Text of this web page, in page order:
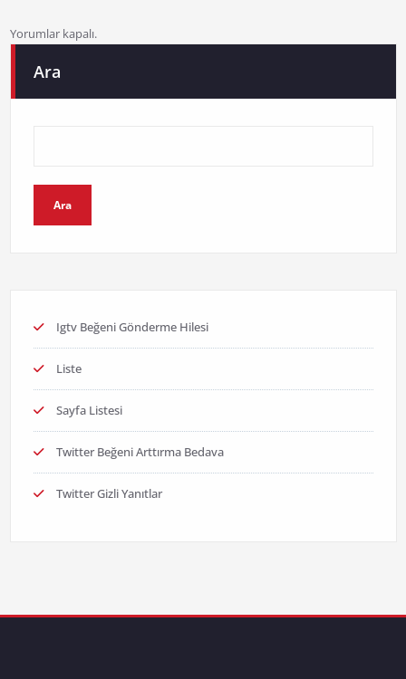
Yorumlar kapalı.
Ara
Ara
Igtv Beğeni Gönderme Hilesi
Liste
Sayfa Listesi
Twitter Beğeni Arttırma Bedava
Twitter Gizli Yanıtlar